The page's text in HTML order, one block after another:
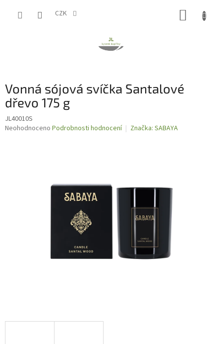
CZK
Vonná sójová svíčka Santalové
dřevo 175 g
JL40010S
Průměrné
Neohodnoceno Podrobnosti hodnocení Značka: SABAYA